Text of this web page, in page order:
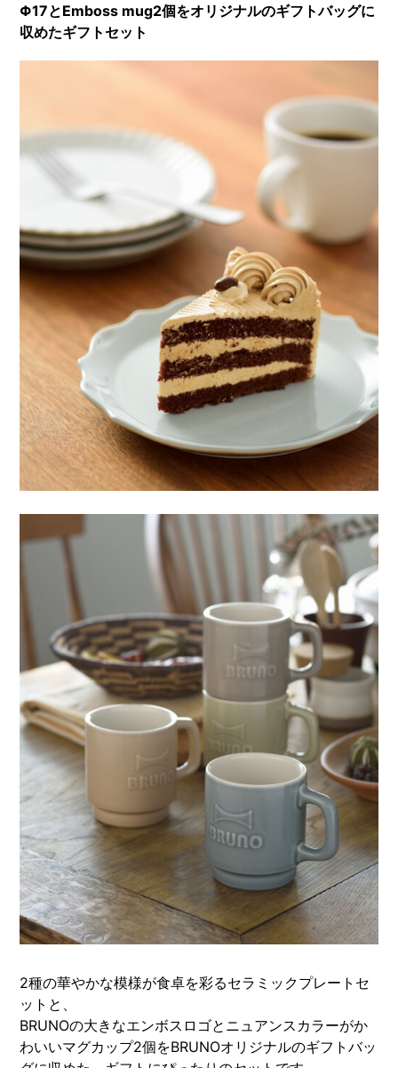
Φ17とEmboss mug2個をオリジナルのギフトバッグに
収めたギフトセット
2種の華やかな模様が食卓を彩るセラミックプレートセ
ットと、
BRUNOの大きなエンボスロゴとニュアンスカラーがか
わいいマグカップ2個をBRUNOオリジナルのギフトバッ